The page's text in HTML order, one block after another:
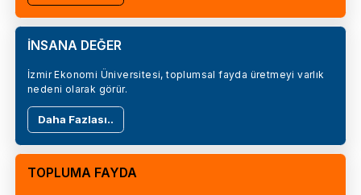
İNSANA DEĞER
İzmir Ekonomi Üniversitesi, toplumsal fayda üretmeyi varlık
nedeni olarak görür.
Daha Fazlası..
TOPLUMA FAYDA